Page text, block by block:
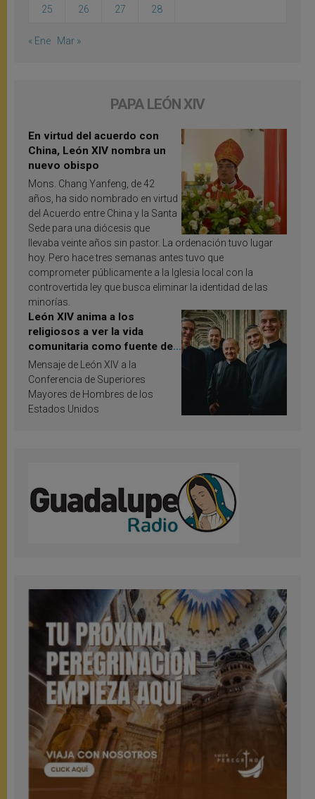
25 26 27 28
« Ene Mar »
PAPA LEÓN XIV
En virtud del acuerdo con
China, León XIV nombra un
nuevo obispo
Mons. Chang Yanfeng, de 42
años, ha sido nombrado en virtud
del Acuerdo entre China y la Santa
Sede para una diócesis que
llevaba veinte años sin pastor. La ordenación tuvo lugar
hoy. Pero hace tres semanas antes tuvo que
comprometer públicamente a la Iglesia local con la
controvertida ley que busca eliminar la identidad de las
minorías.
León XIV anima a los
religiosos a ver la vida
comunitaria como fuente de
inspiración y santificación
Mensaje de León XIV a la
Conferencia de Superiores
Mayores de Hombres de los
Estados Unidos